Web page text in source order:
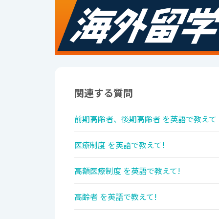
関連する質問
前期高齢者、後期高齢者 を英語で教えて
医療制度 を英語で教えて!
高額医療制度 を英語で教えて!
高齢者 を英語で教えて!